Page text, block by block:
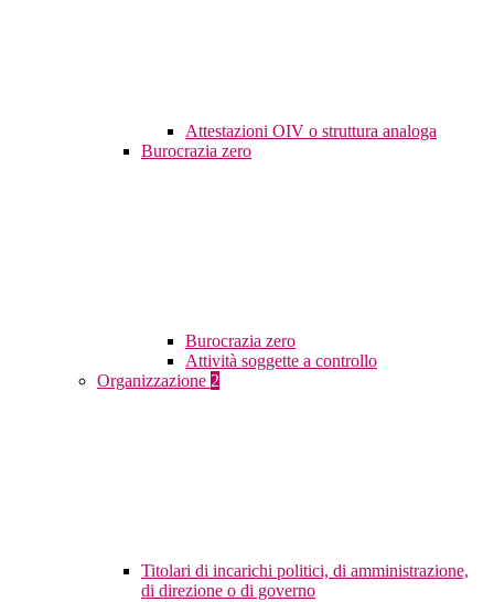
Attestazioni OIV o struttura analoga
Burocrazia zero
Burocrazia zero
Attività soggette a controllo
Organizzazione 2
Titolari di incarichi politici, di amministrazione,
di direzione o di governo